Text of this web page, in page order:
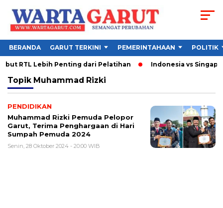
BERANDA GARUT TERKINI PEMERINTAHAAN POLITIK
RTL Lebih Penting dari Pelatihan Indonesia vs
Topik Muhammad Rizki
PENDIDIKAN
Muhammad Rizki Pemuda Pelopor
Garut, Terima Penghargaan di Hari
Sumpah Pemuda 2024
Senin, 28 Oktober 2024 - 20:00 WIB